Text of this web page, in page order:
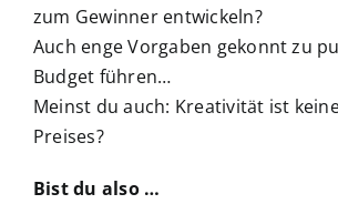
zum Gewinner entwickeln?
Auch enge Vorgaben gekonnt zu
Budget führen…
Meinst du auch: Kreativität ist
Preises?
Bist du also …